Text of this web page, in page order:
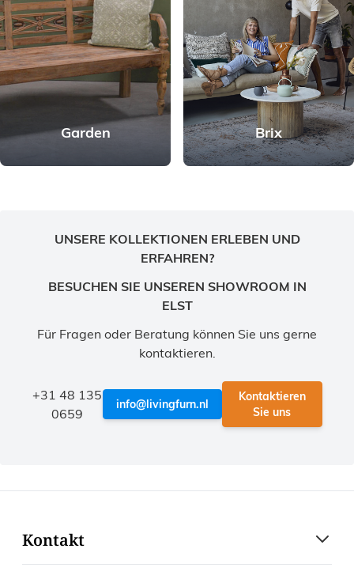
Garden Brix
UNSERE KOLLEKTIONEN ERLEBEN UND
ERFAHREN?
BESUCHEN SIE UNSEREN SHOWROOM IN
ELST
Für Fragen oder Beratung können Sie uns gerne
kontaktieren.
+31 48 135
0659
info@livingfurn.nl
Kontaktieren
Sie uns
Kontakt